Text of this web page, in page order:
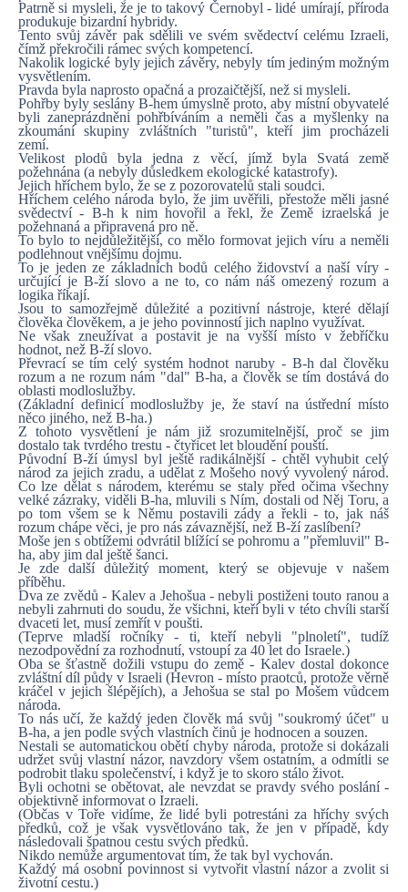
Patrně si mysleli, že je to takový Černobyl - lidé umírají, příroda
produkuje bizardní hybridy.
Tento svůj závěr pak sdělili ve svém svědectví celému Izraeli,
čímž překročili rámec svých kompetencí.
Nakolik logické byly jejich závěry, nebyly tím jediným možným
vysvětlením.
Pravda byla naprosto opačná a prozaičtější, než si mysleli.
Pohřby byly seslány B-hem úmyslně proto, aby místní obyvatelé
byli zaneprázdněni pohřbíváním a neměli čas a myšlenky na
zkoumání skupiny zvláštních "turistů", kteří jim procházeli
zemí.
Velikost plodů byla jedna z věcí, jímž byla Svatá země
požehnána (a nebyly důsledkem ekologické katastrofy).
Jejich hříchem bylo, že se z pozorovatelů stali soudci.
Hříchem celého národa bylo, že jim uvěřili, přestože měli jasné
svědectví - B-h k nim hovořil a řekl, že Země izraelská je
požehnaná a připravená pro ně.
To bylo to nejdůležitější, co mělo formovat jejich víru a neměli
podlehnout vnějšímu dojmu.
To je jeden ze základních bodů celého židovství a naší víry -
určující je B-ží slovo a ne to, co nám náš omezený rozum a
logika říkají.
Jsou to samozřejmě důležité a pozitivní nástroje, které dělají
člověka člověkem, a je jeho povinností jich naplno využívat.
Ne však zneužívat a postavit je na vyšší místo v žebříčku
hodnot, než B-ží slovo.
Převrací se tím celý systém hodnot naruby - B-h dal člověku
rozum a ne rozum nám "dal" B-ha, a člověk se tím dostává do
oblasti modloslužby.
(Základní definicí modloslužby je, že staví na ústřední místo
něco jiného, než B-ha.)
Z tohoto vysvětlení je nám již srozumitelnější, proč se jim
dostalo tak tvrdého trestu - čtyřicet let bloudění pouští.
Původní B-ží úmysl byl ještě radikálnější - chtěl vyhubit celý
národ za jejich zradu, a udělat z Mošeho nový vyvolený národ.
Co lze dělat s národem, kterému se staly před očima všechny
velké zázraky, viděli B-ha, mluvili s Ním, dostali od Něj Toru, a
po tom všem se k Němu postavili zády a řekli - to, jak náš
rozum chápe věci, je pro nás závaznější, než B-ží zaslíbení?
Moše jen s obtížemi odvrátil blížící se pohromu a "přemluvil" B-
ha, aby jim dal ještě šanci.
Je zde další důležitý moment, který se objevuje v našem
příběhu.
Dva ze zvědů - Kalev a Jehošua - nebyli postiženi touto ranou a
nebyli zahrnuti do soudu, že všichni, kteří byli v této chvíli starší
dvaceti let, musí zemřít v poušti.
(Teprve mladší ročníky - ti, kteří nebyli "plnoletí", tudíž
nezodpovědní za rozhodnutí, vstoupí za 40 let do Israele.)
Oba se šťastně dožili vstupu do země - Kalev dostal dokonce
zvláštní díl půdy v Israeli (Hevron - místo praotců, protože věrně
kráčel v jejich šlépějích), a Jehošua se stal po Mošem vůdcem
národa.
To nás učí, že každý jeden člověk má svůj "soukromý účet" u
B-ha, a jen podle svých vlastních činů je hodnocen a souzen.
Nestali se automatickou obětí chyby národa, protože si dokázali
udržet svůj vlastní názor, navzdory všem ostatním, a odmítli se
podrobit tlaku společenství, i když je to skoro stálo život.
Byli ochotni se obětovat, ale nevzdat se pravdy svého poslání -
objektivně informovat o Izraeli.
(Občas v Toře vidíme, že lidé byli potrestáni za hříchy svých
předků, což je však vysvětlováno tak, že jen v případě, kdy
následovali špatnou cestu svých předků.
Nikdo nemůže argumentovat tím, že tak byl vychován.
Každý má osobní povinnost si vytvořit vlastní názor a zvolit si
životní cestu.)